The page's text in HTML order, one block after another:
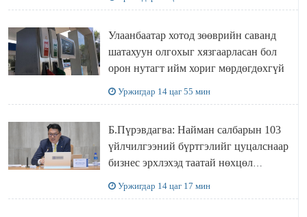
Улаанбаатар хотод зөөврийн саванд
шатахуун олгохыг хязгаарласан бол
орон нутагт ийм хориг мөрдөгдөхгүй
Уржигдар 14 цаг 55 мин
Б.Пүрэвдагва: Найман салбарын 103
үйлчилгээний бүртгэлийг цуцалснаар
бизнес эрхлэхэд таатай нөхцөл
Уржигдар 14 цаг 17 мин